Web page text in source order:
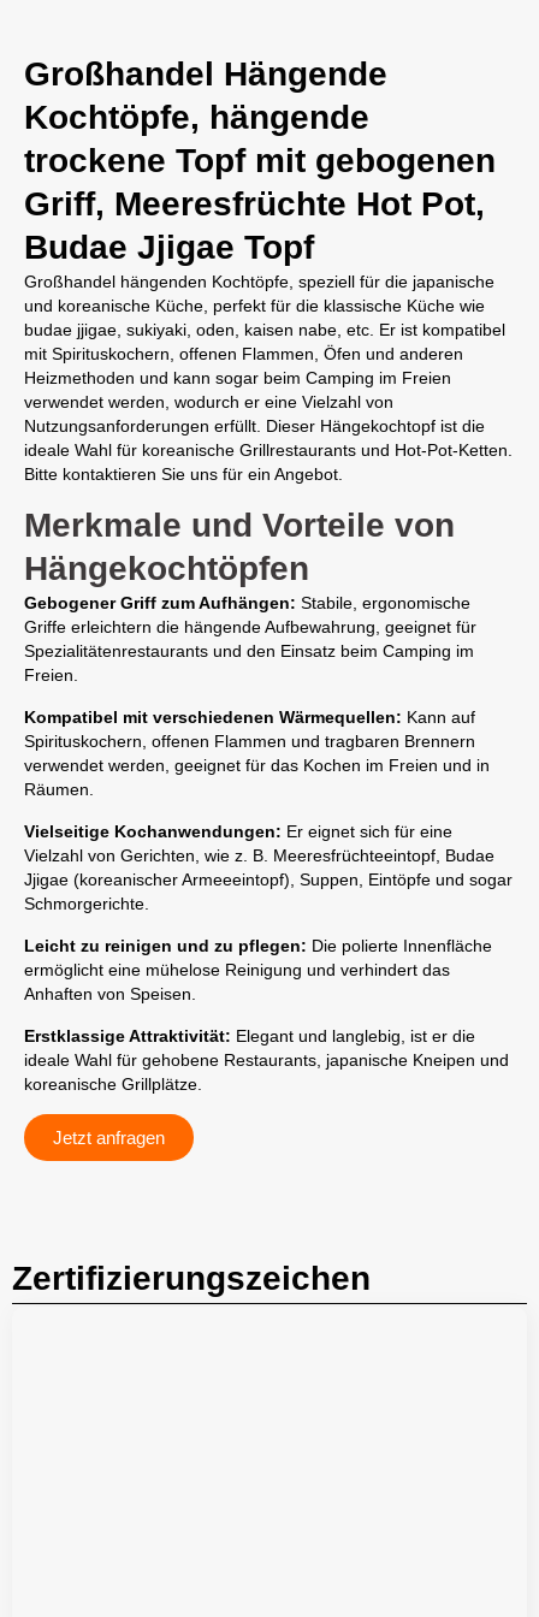
Großhandel Hängende
Kochtöpfe, hängende
trockene Topf mit gebogenen
Griff, Meeresfrüchte Hot Pot,
Budae Jjigae Topf
Großhandel hängenden Kochtöpfe, speziell für die japanische
und koreanische Küche, perfekt für die klassische Küche wie
budae jjigae, sukiyaki, oden, kaisen nabe, etc. Er ist kompatibel
mit Spirituskochern, offenen Flammen, Öfen und anderen
Heizmethoden und kann sogar beim Camping im Freien
verwendet werden, wodurch er eine Vielzahl von
Nutzungsanforderungen erfüllt. Dieser Hängekochtopf ist die
ideale Wahl für koreanische Grillrestaurants und Hot-Pot-Ketten.
Bitte kontaktieren Sie uns für ein Angebot.
Merkmale und Vorteile von
Hängekochtöpfen
Gebogener Griff zum Aufhängen: Stabile, ergonomische
Griffe erleichtern die hängende Aufbewahrung, geeignet für
Spezialitätenrestaurants und den Einsatz beim Camping im
Freien.
Kompatibel mit verschiedenen Wärmequellen: Kann auf
Spirituskochern, offenen Flammen und tragbaren Brennern
verwendet werden, geeignet für das Kochen im Freien und in
Räumen.
Vielseitige Kochanwendungen: Er eignet sich für eine
Vielzahl von Gerichten, wie z. B. Meeresfrüchteeintopf, Budae
Jjigae (koreanischer Armeeeintopf), Suppen, Eintöpfe und sogar
Schmorgerichte.
Leicht zu reinigen und zu pflegen: Die polierte Innenfläche
ermöglicht eine mühelose Reinigung und verhindert das
Anhaften von Speisen.
Erstklassige Attraktivität: Elegant und langlebig, ist er die
ideale Wahl für gehobene Restaurants, japanische Kneipen und
koreanische Grillplätze.
Jetzt anfragen
Zertifizierungszeichen